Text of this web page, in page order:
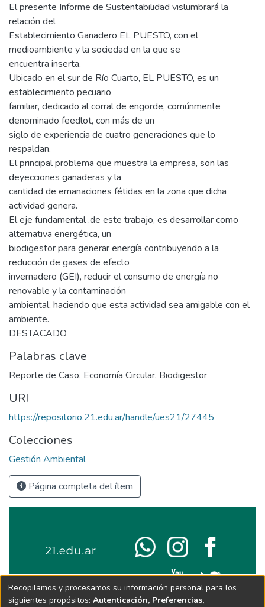
El presente Informe de Sustentabilidad vislumbrará la
relación del
Establecimiento Ganadero EL PUESTO, con el
medioambiente y la sociedad en la que se
encuentra inserta.
Ubicado en el sur de Río Cuarto, EL PUESTO, es un
establecimiento pecuario
familiar, dedicado al corral de engorde, comúnmente
denominado feedlot, con más de un
siglo de experiencia de cuatro generaciones que lo
respaldan.
El principal problema que muestra la empresa, son las
deyecciones ganaderas y la
cantidad de emanaciones fétidas en la zona que dicha
actividad genera.
El eje fundamental .de este trabajo, es desarrollar como
alternativa energética, un
biodigestor para generar energía contribuyendo a la
reducción de gases de efecto
invernadero (GEI), reducir el consumo de energía no
renovable y la contaminación
ambiental, haciendo que esta actividad sea amigable con el
ambiente.
DESTACADO
Palabras clave
Reporte de Caso, Economía Circular, Biodigestor
URI
https://repositorio.21.edu.ar/handle/ues21/27445
Colecciones
Gestión Ambiental
Página completa del ítem
Recopilamos y procesamos su información personal para los
siguientes propósitos: Autenticación, Preferencias,